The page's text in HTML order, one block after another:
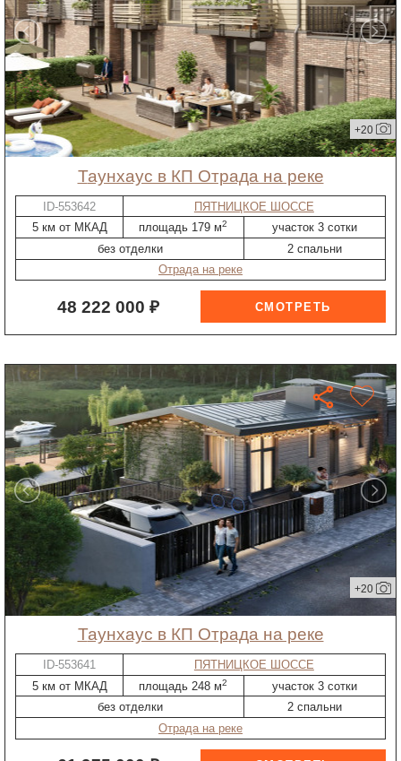
+20
таунхаус в КП Отрада на реке
ID-553642
ПЯТНИЦКОЕ ШОССЕ
5 км от МКАД
площадь 179 м2
участок 3 сотки
без отделки
2 спальни
Отрада на реке
48 222 000 ₽
+20
таунхаус в КП Отрада на реке
ID-553641
ПЯТНИЦКОЕ ШОССЕ
5 км от МКАД
площадь 248 м2
участок 3 сотки
без отделки
2 спальни
Отрада на реке